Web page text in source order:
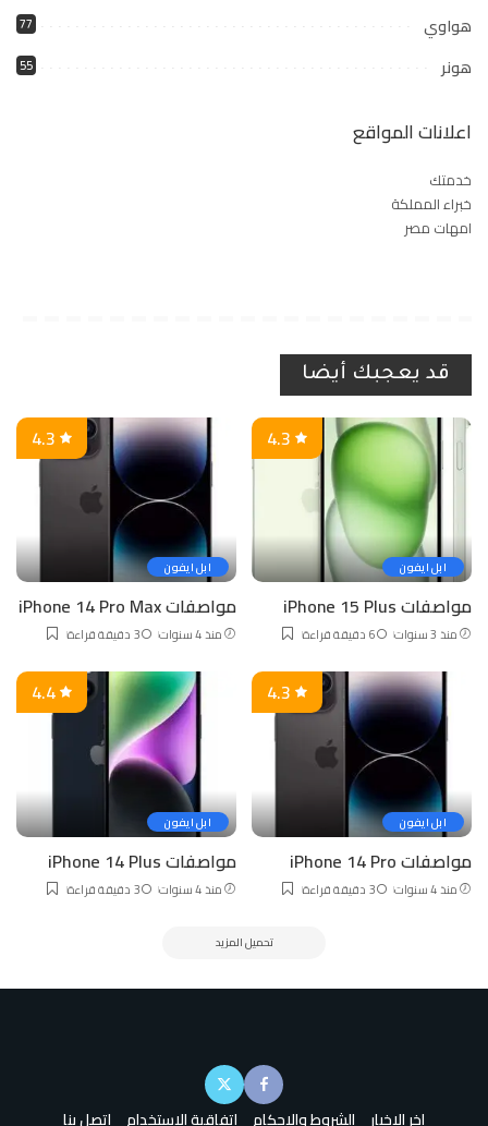
هواوي 77
هونر 55
اعلانات المواقع
خدمتك
خبراء المملكة
امهات مصر
قد يعجبك أيضا
ابل ايفون
4.3
مواصفات iPhone 15 Plus
منذ 3 سنوات 6 دقيقة قراءة
ابل ايفون
4.3
مواصفات iPhone 14 Pro Max
منذ 4 سنوات 3 دقيقة قراءة
ابل ايفون
4.3
مواصفات iPhone 14 Pro
منذ 4 سنوات 3 دقيقة قراءة
ابل ايفون
4.4
مواصفات iPhone 14 Plus
منذ 4 سنوات 3 دقيقة قراءة
تحميل المزيد
اخر الاخبار الشروط والاحكام اتفاقية الاستخدام اتصل بنا